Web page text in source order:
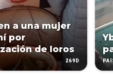
a una mujer
por
de loros
269D